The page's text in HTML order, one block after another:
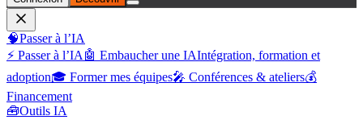
🧠Passer à l’IA
⚡ Passer à l’IA 🤖 Embaucher une IAIntégration, formation et
adoption🎓 Former mes équipes🎤 Conférences & ateliers💰
Financement
🧰Outils IA